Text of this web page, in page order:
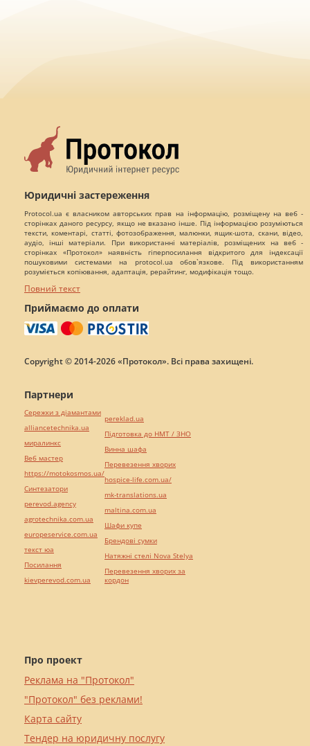
Юридичні застереження
Protocol.ua є власником авторських прав на інформацію, розміщену на веб -
сторінках даного ресурсу, якщо не вказано інше. Під інформацією розуміються
тексти, коментарі, статті, фотозображення, малюнки, ящик-шота, скани, відео,
аудіо, інші матеріали. При використанні матеріалів, розміщених на веб -
сторінках «Протокол» наявність гіперпосилання відкритого для індексації
пошуковими системами на protocol.ua обов`язкове. Під використанням
розуміється копіювання, адаптація, рерайтинг, модифікація тощо.
Повний текст
Приймаємо до оплати
Copyright © 2014-2026 «Протокол». Всі права захищені.
Про проект
Реклама на "Протокол"
"Протокол" без реклами!
Карта сайту
Тендер на юридичну послугу
Партнери
Сережки з діамантами
alliancetechnika.ua
миралинкс
Веб мастер
https://motokosmos.ua/
Синтезатори
perevod.agency
agrotechnika.com.ua
europeservice.com.ua
текст юа
Посилання
kievperevod.com.ua
pereklad.ua
Підготовка до НМТ / ЗНО
Винна шафа
Перевезення хворих
hospice-life.com.ua/
mk-translations.ua
maltina.com.ua
Шафи купе
Брендові сумки
Натяжні стелі Nova Stelya
Перевезення хворих за
кордон